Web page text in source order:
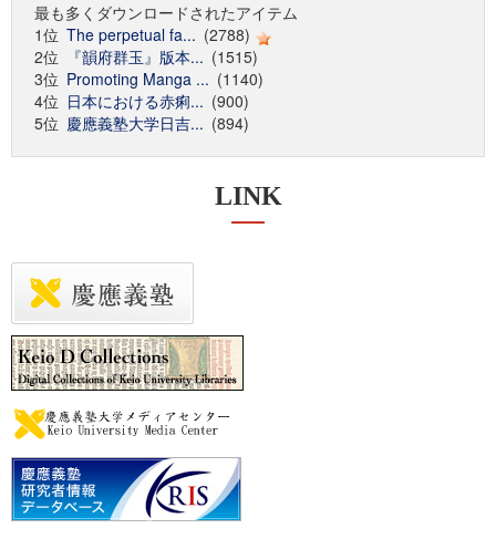
最も多くダウンロードされたアイテム
1位 The perpetual fa... (2788)
2位
『韻府群玉』版本... (1515)
3位 Promoting Manga ... (1140)
4位 日本における赤痢... (900)
5位 慶應義塾大学日吉... (894)
LINK